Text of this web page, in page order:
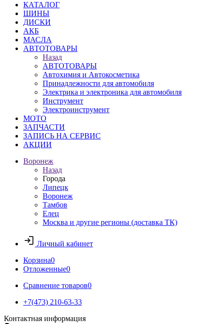
КАТАЛОГ
ШИНЫ
ДИСКИ
АКБ
МАСЛА
АВТОТОВАРЫ
Назад
АВТОТОВАРЫ
Автохимия и Автокосметика
Принадлежности для автомобиля
Электрика и электроника для автомобиля
Инструмент
Электроинструмент
МОТО
ЗАПЧАСТИ
ЗАПИСЬ НА СЕРВИС
АКЦИИ
Воронеж
Назад
Города
Липецк
Воронеж
Тамбов
Елец
Москва и другие регионы (доставка ТК)
Личный кабинет
Корзина0
Отложенные0
Сравнение товаров0
+7(473) 210-63-33
Контактная информация